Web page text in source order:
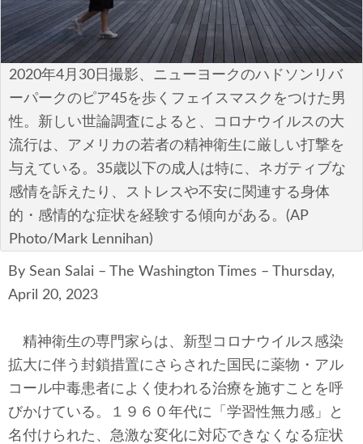
カルチャー
ポリシー
税制・予算
エネルギー・環境
サイバーセキュリティ―
航空宇宙・防衛
国境・移民政策
コメンタリー
社説
2020年4月30日撮影、ニューヨークのハドソンリバ
ーパークのピア45を歩くフェイスマスクをつけた男
性。新しい世論調査によると、コロナウイルスの大
流行は、アメリカの若者の精神衛生に厳しい打撃を
与えている。35歳以下の成人は特に、ネガティブな
感情を訴えたり、ストレスや不安に関連する身体
的・感情的な症状を経験する傾向がある。(AP
Photo/Mark Lennihan)
By Sean Salai – The Washington Times – Thursday,
April 20, 2023
精神衛生の専門家らは、新型コロナウイルス感染
拡大に伴う封鎖措置にさらされた国民に薬物・アル
コール中毒患者によく使われる治療を施すことを呼
びかけている。１９６０年代に「学習性無力感」と
名付けられた、急激な変化に対応できなくなる症状